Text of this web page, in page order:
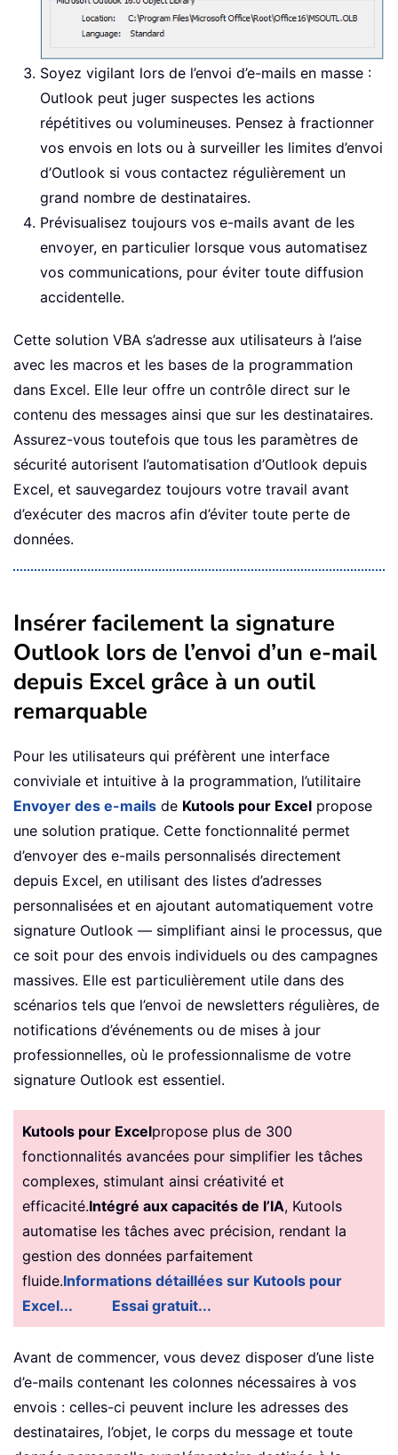
Soyez vigilant lors de l’envoi d’e-mails en masse :
Outlook peut juger suspectes les actions
répétitives ou volumineuses. Pensez à fractionner
vos envois en lots ou à surveiller les limites d’envoi
d’Outlook si vous contactez régulièrement un
grand nombre de destinataires.
Prévisualisez toujours vos e-mails avant de les
envoyer, en particulier lorsque vous automatisez
vos communications, pour éviter toute diffusion
accidentelle.
Cette solution VBA s’adresse aux utilisateurs à l’aise
avec les macros et les bases de la programmation
dans Excel. Elle leur offre un contrôle direct sur le
contenu des messages ainsi que sur les destinataires.
Assurez-vous toutefois que tous les paramètres de
sécurité autorisent l’automatisation d’Outlook depuis
Excel, et sauvegardez toujours votre travail avant
d’exécuter des macros afin d’éviter toute perte de
données.
Insérer facilement la signature
Outlook lors de l’envoi d’un e-mail
depuis Excel grâce à un outil
remarquable
Pour les utilisateurs qui préfèrent une interface
conviviale et intuitive à la programmation, l’utilitaire
Envoyer des e-mails de Kutools pour Excel propose
une solution pratique. Cette fonctionnalité permet
d’envoyer des e-mails personnalisés directement
depuis Excel, en utilisant des listes d’adresses
personnalisées et en ajoutant automatiquement votre
signature Outlook — simplifiant ainsi le processus, que
ce soit pour des envois individuels ou des campagnes
massives. Elle est particulièrement utile dans des
scénarios tels que l’envoi de newsletters régulières, de
notifications d’événements ou de mises à jour
professionnelles, où le professionnalisme de votre
signature Outlook est essentiel.
Kutools pour Excelpropose plus de 300
fonctionnalités avancées pour simplifier les tâches
complexes, stimulant ainsi créativité et
efficacité.Intégré aux capacités de l’IA, Kutools
automatise les tâches avec précision, rendant la
gestion des données parfaitement
fluide.Informations détaillées sur Kutools pour
Excel...
Essai gratuit...
Avant de commencer, vous devez disposer d’une liste
d’e-mails contenant les colonnes nécessaires à vos
envois : celles-ci peuvent inclure les adresses des
destinataires, l’objet, le corps du message et toute